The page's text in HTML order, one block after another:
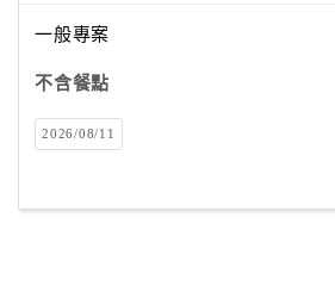
一般專案
不含餐點
2026/08/11